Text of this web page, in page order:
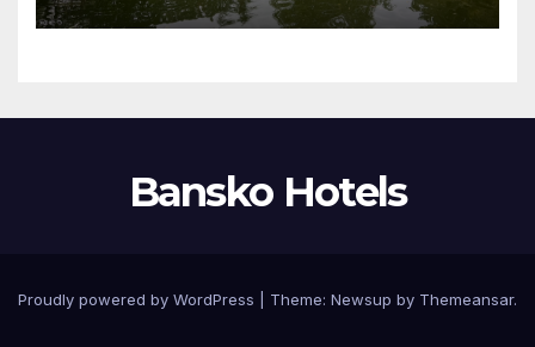
Bansko Hotels
Proudly powered by WordPress Theme: Newsup by Themeansar.